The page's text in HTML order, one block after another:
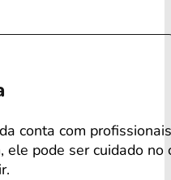
conta com
ele pode ser cuidado no